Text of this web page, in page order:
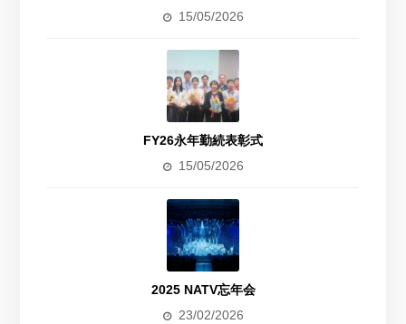
15/05/2026
FY26永年勤続表彰式
15/05/2026
2025 NATV忘年会
23/02/2026